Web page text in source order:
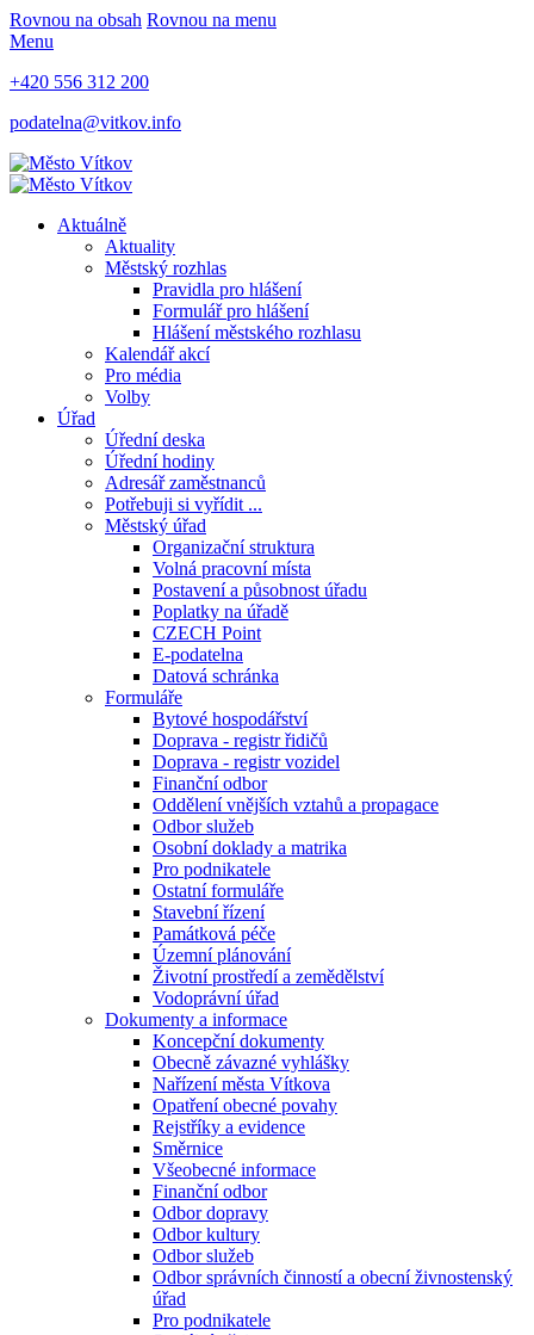
Rovnou na obsah Rovnou na menu
Menu
+420 556 312 200
podatelna@vitkov.info
Aktuálně
Aktuality
Městský rozhlas
Pravidla pro hlášení
Formulář pro hlášení
Hlášení městského rozhlasu
Kalendář akcí
Pro média
Volby
Úřad
Úřední deska
Úřední hodiny
Adresář zaměstnanců
Potřebuji si vyřídit ...
Městský úřad
Organizační struktura
Volná pracovní místa
Postavení a působnost úřadu
Poplatky na úřadě
CZECH Point
E-podatelna
Datová schránka
Formuláře
Bytové hospodářství
Doprava - registr řidičů
Doprava - registr vozidel
Finanční odbor
Oddělení vnějších vztahů a propagace
Odbor služeb
Osobní doklady a matrika
Pro podnikatele
Ostatní formuláře
Stavební řízení
Památková péče
Územní plánování
Životní prostředí a zemědělství
Vodoprávní úřad
Dokumenty a informace
Koncepční dokumenty
Obecně závazné vyhlášky
Nařízení města Vítkova
Opatření obecné povahy
Rejstříky a evidence
Směrnice
Všeobecné informace
Finanční odbor
Odbor dopravy
Odbor kultury
Odbor služeb
Odbor správních činností a obecní živnostenský
úřad
Pro podnikatele